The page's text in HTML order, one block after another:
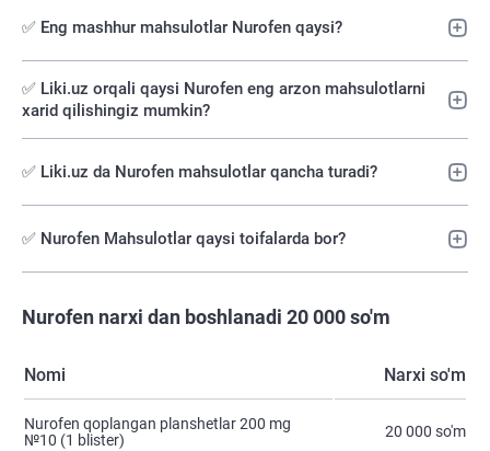
✅ Eng mashhur mahsulotlar Nurofen qaysi?
✅️ Liki.uz orqali qaysi Nurofen eng arzon mahsulotlarni
xarid qilishingiz mumkin?
✅ Liki.uz da Nurofen mahsulotlar qancha turadi?
✅ Nurofen Mahsulotlar qaysi toifalarda bor?
Nurofen narxi dan boshlanadi 20 000 so'm
Nomi Narxi so'm
Nurofen qoplangan planshetlar 200 mg
№10 (1 blister)
20 000 so'm